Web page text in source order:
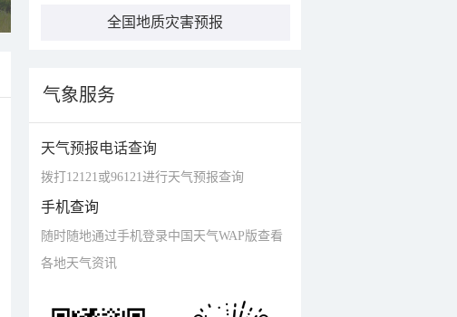
全国地质灾害预报
气象服务
天气预报电话查询
拨打12121或96121进行天气预报查询
手机查询
随时随地通过手机登录中国天气WAP版查看
各地天气资讯